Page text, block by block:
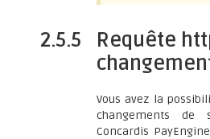
2.5.5
Requête
Vous avez la
changements de
Concardis